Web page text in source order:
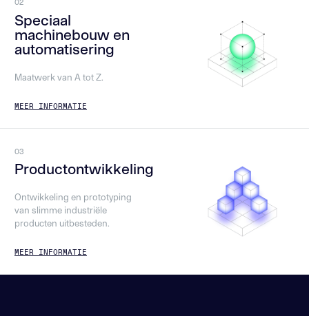
02
Speciaal
machinebouw en
automatisering
Maatwerk van A tot Z.
MEER INFORMATIE
03
Productontwikkeling
Ontwikkeling en prototyping
van slimme industriële
producten uitbesteden.
MEER INFORMATIE